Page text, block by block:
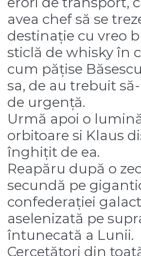
avea chef să se
destinație cu vreo
sticlă de whisky în
cum pățise
sa, de au trebuit
de urgență.
Urmă apoi o
orbitoare si Klaus
înghițit de ea.
Reapăru după o
secundă pe
confederației
aselenizată pe
întunecată a Lunii.
Cercetători din